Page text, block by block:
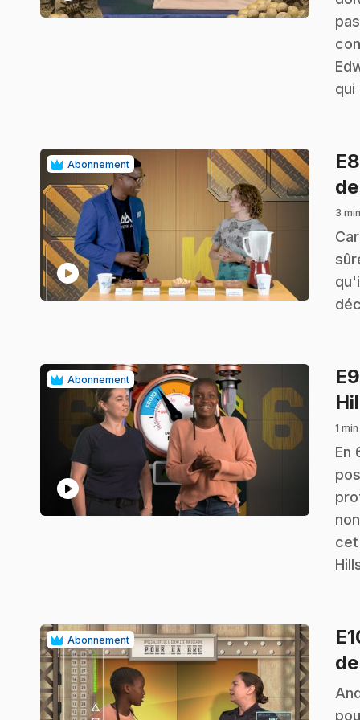
Abonnement
play_circle
E8
3
.
Abonnement
play_circle
E9
1
.En
cet
Abonnement
.